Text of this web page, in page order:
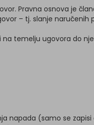
Pravna osnova je
– tj. slanje
na temelju ugovora do
napada (samo se